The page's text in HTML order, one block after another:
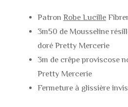
Patron Robe Lucille
3m50 de Mousseline
doré Pretty Mercerie
3m de crêpe proviscose
Pretty Mercerie
Fermeture à glissière